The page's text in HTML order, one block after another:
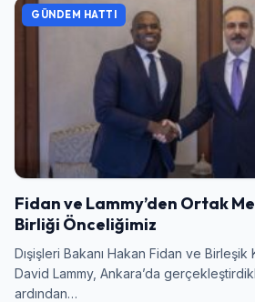
GÜNDEM HATTI
Fidan ve Lammy’den Ortak
Birliği Önceliğimiz
Dışişleri Bakanı Hakan Fidan ve Birleşik
David Lammy, Ankara’da
ardından…